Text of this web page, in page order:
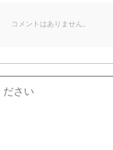
コメントはありません。